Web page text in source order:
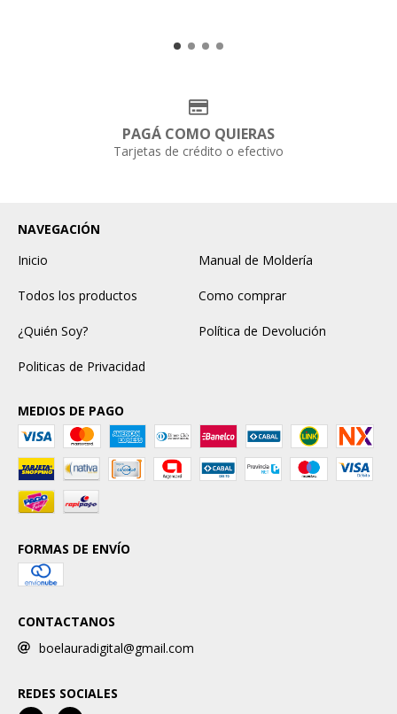
PAGÁ COMO QUIERAS
Tarjetas de crédito o efectivo
NAVEGACIÓN
Inicio
Manual de Moldería
Todos los productos Como comprar
¿Quién Soy? Política de Devolución
Politicas de Privacidad
MEDIOS DE PAGO
FORMAS DE ENVÍO
CONTACTANOS
boelauradigital@gmail.com
REDES SOCIALES